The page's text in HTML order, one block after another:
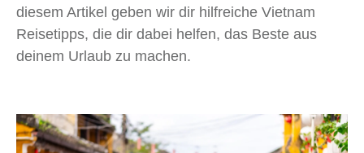
diesem Artikel geben wir dir hilfreiche Vietnam
Reisetipps, die dir dabei helfen, das Beste aus
deinem Urlaub zu machen.